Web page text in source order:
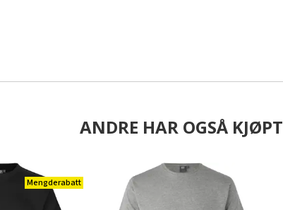
ANDRE HAR OGSÅ KJØPT
Mengderabatt